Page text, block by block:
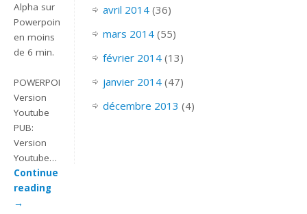
Alpha sur
Powerpoint
en moins
de 6 min.
POWERPOINT_2007_EX_EFFET_APPLESEED_ALPHA
Version
Youtube
PUB:
Version
Youtube…
Continue
reading
→
avril 2014(36)
mars 2014(55)
février 2014(13)
janvier 2014(47)
décembre 2013 (4)